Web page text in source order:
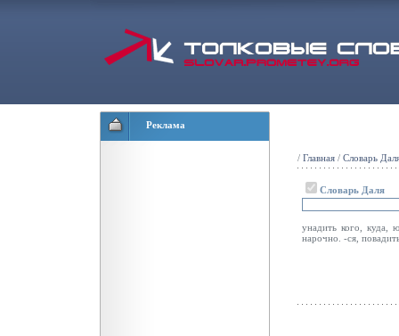
Реклама
/ Главная / Словарь
Словарь Даля
унадить кого, куда,
нарочно. -ся,